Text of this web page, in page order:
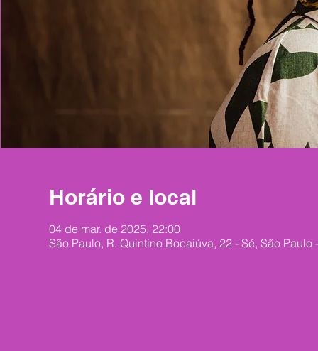
Horário e local
04 de mar. de 2025, 22:00
São Paulo, R. Quintino Bocaiúva, 22 - Sé, São Paulo